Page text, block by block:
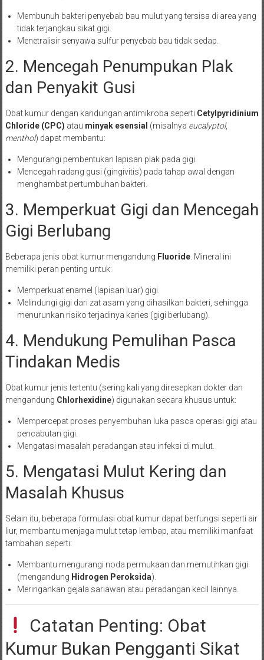
Membunuh bakteri penyebab bau mulut yang tersisa di area yang
tidak terjangkau sikat gigi.
Menetralisir senyawa sulfur penyebab bau tidak sedap.
2. Mencegah Penumpukan Plak
dan Penyakit Gusi
Obat kumur dengan kandungan antimikroba seperti Cetylpyridinium
Chloride (CPC) atau minyak esensial (misalnya eucalyptol,
menthol) dapat membantu:
Mengurangi pembentukan lapisan plak pada gigi.
Mencegah radang gusi (gingivitis) pada tahap awal dengan
menghambat pertumbuhan bakteri.
3. Memperkuat Gigi dan Mencegah
Gigi Berlubang
Beberapa jenis obat kumur mengandung Fluoride. Mineral ini
memiliki peran penting untuk:
Memperkuat enamel (lapisan luar) gigi.
Melindungi gigi dari zat asam yang dihasilkan bakteri, sehingga
menurunkan risiko terjadinya karies (gigi berlubang).
4. Mendukung Pemulihan Pasca
Tindakan Medis
Obat kumur jenis tertentu (sering kali yang diresepkan dokter dan
mengandung Chlorhexidine) digunakan secara khusus untuk:
Mempercepat proses penyembuhan luka pasca operasi gigi atau
pencabutan gigi.
Mengatasi masalah peradangan atau infeksi di mulut.
5. Mengatasi Mulut Kering dan
Masalah Khusus
Selain itu, beberapa formulasi obat kumur dapat berfungsi seperti air
liur, membantu menjaga mulut tetap lembap, atau memiliki manfaat
tambahan seperti:
Membantu mengurangi noda permukaan dan memutihkan gigi
(mengandung Hidrogen Peroksida).
Meringankan gejala sariawan atau peradangan kecil lainnya.
Catatan Penting: Obat
Kumur Bukan Pengganti Sikat